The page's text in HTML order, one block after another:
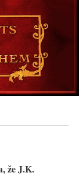
že J.K.